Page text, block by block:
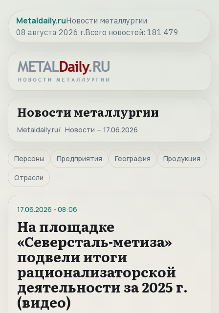
Metaldaily.ruНовости металлургии
08 августа 2026 г.Всего новостей: 181 479
Новости металлургии
Metaldaily.ru Новости — 17.06.2026
Персоны Предприятия География Продукция
Отрасли
17.06.2026 - 08:06
На площадке
«Северсталь-метиза»
подвели итоги
рационализаторской
деятельности за 2025 г.
(видео)